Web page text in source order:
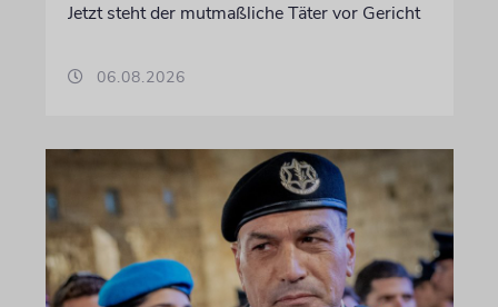
Jetzt steht der mutmaßliche Täter vor Gericht
06.08.2026